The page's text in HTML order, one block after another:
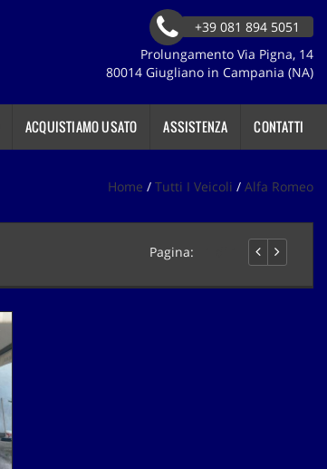
+39 081 894 5051
Prolungamento Via Pigna, 14
80014 Giugliano in Campania (NA)
ACQUISTIAMO USATO ASSISTENZA CONTATTI
Home / Tutti I Veicoli / Alfa Romeo
Pagina: